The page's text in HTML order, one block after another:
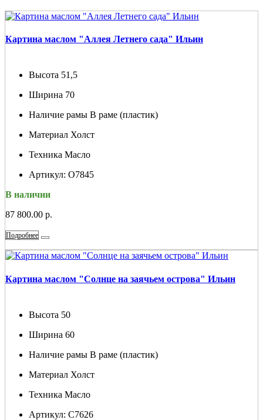
Картина маслом "Аллея Летнего сада" Ильин
Высота 51,5
Ширина 70
Наличие рамы В раме (пластик)
Материал Холст
Техника Масло
Артикул: О7845
В наличии
87 800.00 р.
Подробнее
Картина маслом "Солнце на заячьем острова" Ильин
Высота 50
Ширина 60
Наличие рамы В раме (пластик)
Материал Холст
Техника Масло
Артикул: С7626